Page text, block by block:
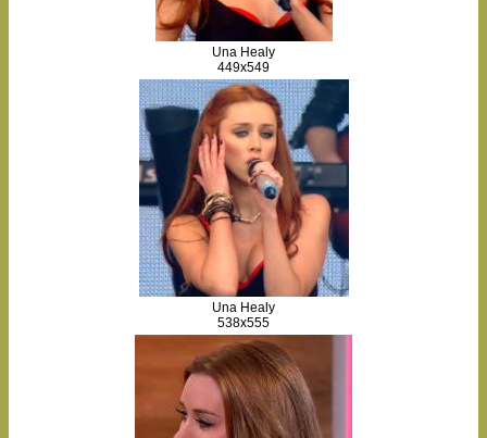
Una Healy
449x549
Una Healy
538x555